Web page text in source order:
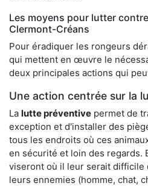
Les moyens pour lutter
Clermont-Créans
Pour éradiquer les rongeurs
qui mettent en œuvre le
deux principales actions qui
Une action centrée sur la
La lutte préventive permet de
exception et d'installer des
tous les endroits où ces
en sécurité et loin des regards.
viseront où il leur serait difficile
leurs ennemies (homme, chat,